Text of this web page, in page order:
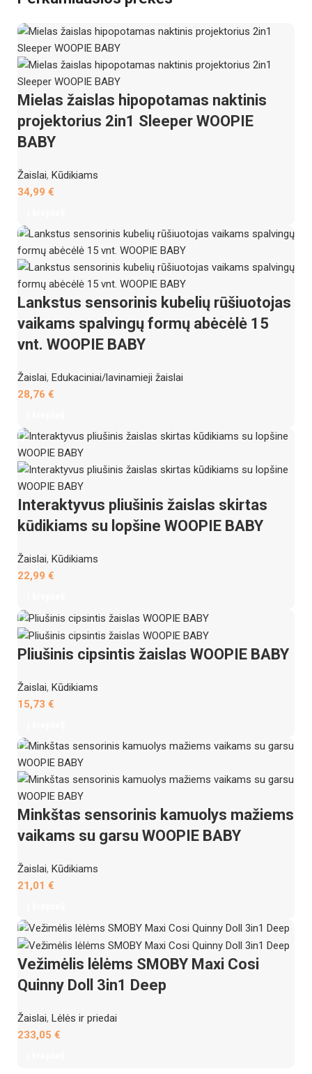
Mielas žaislas hipopotamas naktinis
projektorius 2in1 Sleeper WOOPIE
BABY
Žaislai, Kūdikiams
34,99 €
Lankstus sensorinis kubelių rūšiuotojas
vaikams spalvingų formų abėcėlė 15
vnt. WOOPIE BABY
Žaislai, Edukaciniai/lavinamieji žaislai
28,76 €
Interaktyvus pliušinis žaislas skirtas
kūdikiams su lopšine WOOPIE BABY
Žaislai, Kūdikiams
22,99 €
Pliušinis cipsintis žaislas WOOPIE BABY
Žaislai, Kūdikiams
15,73 €
Minkštas sensorinis kamuolys mažiems
vaikams su garsu WOOPIE BABY
Žaislai, Kūdikiams
21,01 €
Vežimėlis lėlėms SMOBY Maxi Cosi
Quinny Doll 3in1 Deep
Žaislai, Lėlės ir priedai
233,05 €